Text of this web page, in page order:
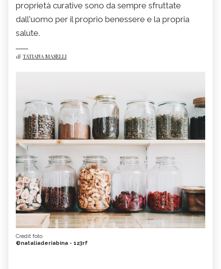
proprietà curative sono da sempre sfruttate
dall'uomo per il proprio benessere e la propria
salute.
di TATIANA MASELLI
Credit foto
©nataliaderiabina - 123rf